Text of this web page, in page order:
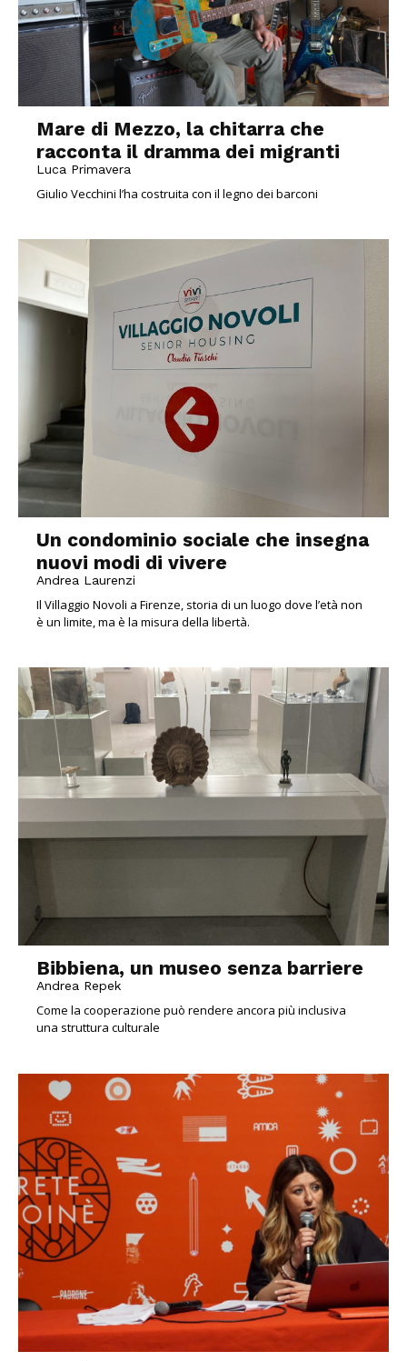
Mare di Mezzo, la chitarra che
racconta il dramma dei migranti
Luca Primavera
Giulio Vecchini l’ha costruita con il legno dei barconi
Un condominio sociale che insegna
nuovi modi di vivere
Andrea Laurenzi
Il Villaggio Novoli a Firenze, storia di un luogo dove l’età non
è un limite, ma è la misura della libertà.
Bibbiena, un museo senza barriere
Andrea Repek
Come la cooperazione può rendere ancora più inclusiva
una struttura culturale